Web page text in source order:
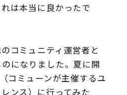
は本当に良かったで
コミュニティ運営者と
になりました。夏に開
コミューンが主催するユ
ンス）に行ってみた